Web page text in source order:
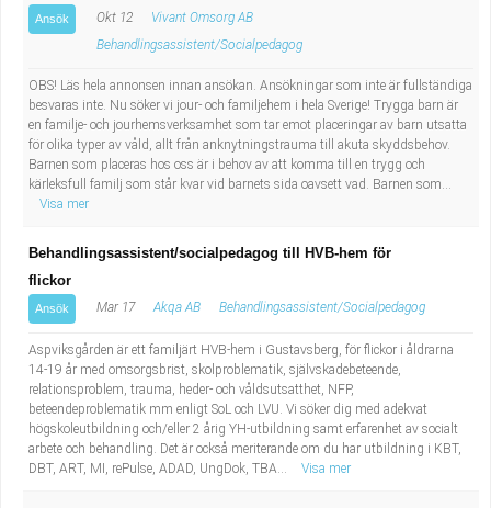
Ansök Okt 12
Vivant Omsorg AB
Behandlingsassistent/Socialpedagog
OBS! Läs hela annonsen innan ansökan. Ansökningar som inte är fullständiga
besvaras inte. Nu söker vi jour- och familjehem i hela Sverige! Trygga barn är
en familje- och jourhemsverksamhet som tar emot placeringar av barn utsatta
för olika typer av våld, allt från anknytningstrauma till akuta skyddsbehov.
Barnen som placeras hos oss är i behov av att komma till en trygg och
kärleksfull familj som står kvar vid barnets sida oavsett vad. Barnen som...
Visa mer
Behandlingsassistent/socialpedagog till HVB-hem för
flickor
Ansök Mar 17 Akqa AB Behandlingsassistent/Socialpedagog
Aspviksgården är ett familjärt HVB-hem i Gustavsberg, för flickor i åldrarna
14-19 år med omsorgsbrist, skolproblematik, självskadebeteende,
relationsproblem, trauma, heder- och våldsutsatthet, NFP,
beteendeproblematik mm enligt SoL och LVU. Vi söker dig med adekvat
högskoleutbildning och/eller 2 årig YH-utbildning samt erfarenhet av socialt
arbete och behandling. Det är också meriterande om du har utbildning i KBT,
DBT, ART, MI, rePulse, ADAD, UngDok, TBA...
Visa mer